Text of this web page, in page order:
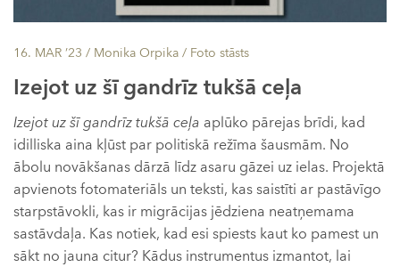
16. MAR ’23 / Monika Orpika / Foto stāsts
Izejot uz šī gandrīz tukšā ceļa
Izejot uz šī gandrīz tukšā ceļa aplūko pārejas brīdi, kad
idilliska aina kļūst par politiskā režīma šausmām. No
ābolu novākšanas dārzā līdz asaru gāzei uz ielas. Projektā
apvienots fotomateriāls un teksti, kas saistīti ar pastāvīgo
starpstāvokli, kas ir migrācijas jēdziena neatņemama
sastāvdaļa. Kas notiek, kad esi spiests kaut ko pamest un
sākt no jauna citur? Kādus instrumentus izmantot, lai